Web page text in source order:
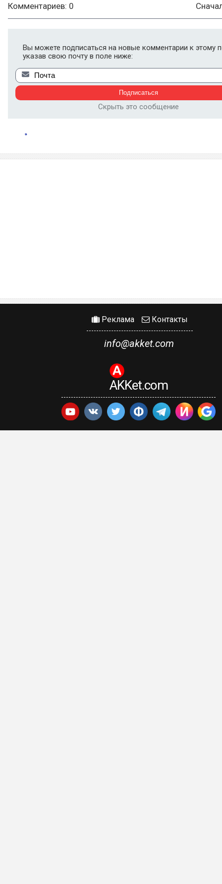
Комментариев: 0
Вы можете подписаться на новые комментарии к этому
указав свою почту в поле ниже:
Скрыть это сообщение
Реклама Контакты
info@akket.com
AKKet.com